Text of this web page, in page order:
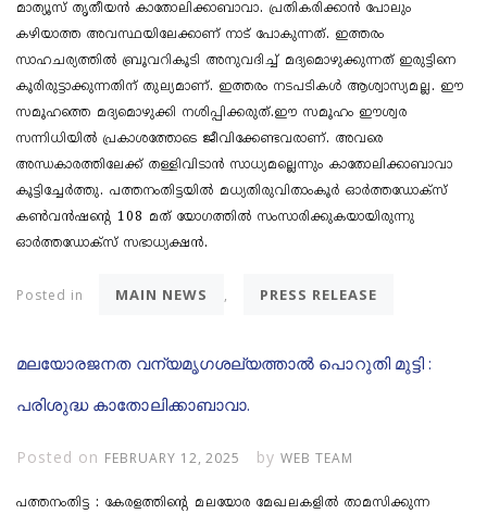
മാത്യൂസ് തൃതീയൻ കാതോലിക്കാബാവാ. പ്രതികരിക്കാൻ പോലും
കഴിയാത്ത അവസ്ഥയിലേക്കാണ് നാട് പോകുന്നത്. ഇത്തരം
സാഹചര്യത്തിൽ ബ്രൂവറികൂടി അനുവദിച്ച് മദ്യമൊഴുക്കുന്നത് ഇരുട്ടിനെ
കൂരിരുട്ടാക്കുന്നതിന് തുല്യമാണ്. ഇത്തരം നടപടികൾ ആശ്വാസ്യമല്ല. ഈ
സമൂഹത്തെ മ​ദ്യമൊഴുക്കി നശിപ്പിക്കരുത്.ഈ സമൂഹം ഈശ്വര
സന്നിധിയിൽ പ്രകാശത്തോടെ ജീവിക്കേണ്ടവരാണ്. അവരെ
അന്ധകാരത്തിലേക്ക് തള്ളിവിടാൻ സാധ്യമല്ലെന്നും കാതോലിക്കാബാവാ
കൂട്ടിച്ചേർത്തു. പത്തനംതിട്ടയിൽ മധ്യതിരുവിതാംകൂർ ഓർത്തഡോക്സ്
കൺവൻഷന്റെ 108 മത് യോ​ഗത്തിൽ സംസാരിക്കുകയായിരുന്നു
ഓർത്തഡോക്സ് സഭാധ്യക്ഷൻ.
Posted in MAIN NEWS , PRESS RELEASE
മലയോരജനത വന്യമൃഗശല്യത്താൽ പൊറുതി മുട്ടി :
പരിശുദ്ധ കാതോലിക്കാബാവാ.
Posted on FEBRUARY 12, 2025 byWEB TEAM
പത്തനംതിട്ട : കേരളത്തിന്റെ മലയോര മേഖലകളിൽ താമസിക്കുന്ന